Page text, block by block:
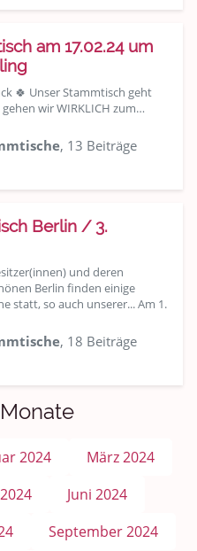
am 17.02.24 um
🍀 Unser Stammtisch geht
wir WIRKLICH zum…
, 13 Beiträge
Berlin / 3.
und deren
Berlin finden einige
statt, so auch unserer... Am 1.
, 18 Beiträge
2024
März 2024
Juni 2024
September 2024